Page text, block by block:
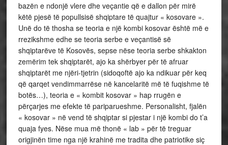
bazën e ndonjë vlere dhe veçantie që e dallon për mirë
këtë pjesë të popullsisë shqiptare të quajtur « kosovare ».
Unë do të thosha se teoria e një kombi kosovar është më e
rrezikshme edhe se teoria serbe e veçantisë së
shqiptarëve të Kosovës, sepse nëse teoria serbe shkakton
zemërim tek shqiptarët, ajo ka shërbyer për të afruar
shqiptarët me njëri-tjetrin (sidoqoftë ajo ka ndikuar për keq
që qarqet vendimmarrëse në kancelaritë më të fuqishme të
botës…), teoria e « kombit kosovar » hap rrugën e
përçarjes me efekte të pariparueshme. Personalisht, fjalën
« kosovar » në vend të shqiptar si pjestar i një kombi do t’a
quaja fyes. Nëse mua më thonë « lab » për të treguar
origjinën time nga një krahinë me tradita dhe patriotike siç